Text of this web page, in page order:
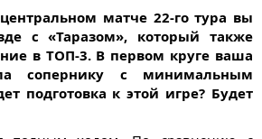
матче 22-го тура вы
с «Таразом», который также
в ТОП-3. В первом круге ваша
сопернику с минимальным
подготовка к этой игре? Будет